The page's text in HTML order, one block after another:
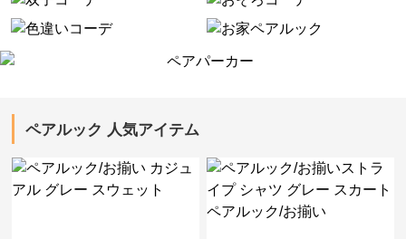
ペアルック 人気アイテム